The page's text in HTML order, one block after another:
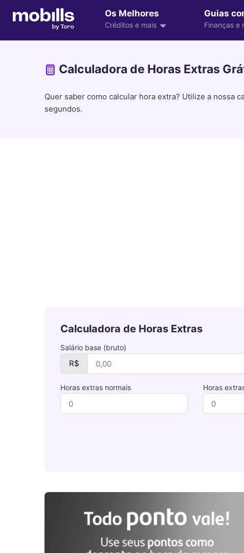
Os Melhores
Créditos e mais
Guias
Finanças e
Calculadora de Horas Extras
Quer saber como calcular hora extra? Utilize a nossa
segundos.
Calculadora de Horas Extras
Salário base (bruto)
R$
Horas extras normais Horas